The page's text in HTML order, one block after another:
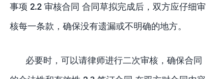
事项 2.2 审核合同 合同草拟完成后，双方应仔细审
核每一条款，确保没有遗漏或不明确的地方。
必要时，可以请律师进行二次审核，确保合同